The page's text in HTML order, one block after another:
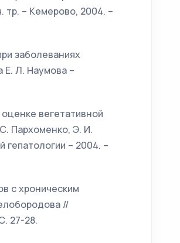
тр. – Кемерово, 2004. –
заболеваниях
Е. Л. Наумова –
вегетативной
Пархоменко, Э. И.
– 2004. –
с хроническим
//
27-28.